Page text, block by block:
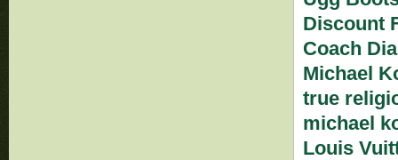
Discount
Coach
Michael
true
michael
Louis